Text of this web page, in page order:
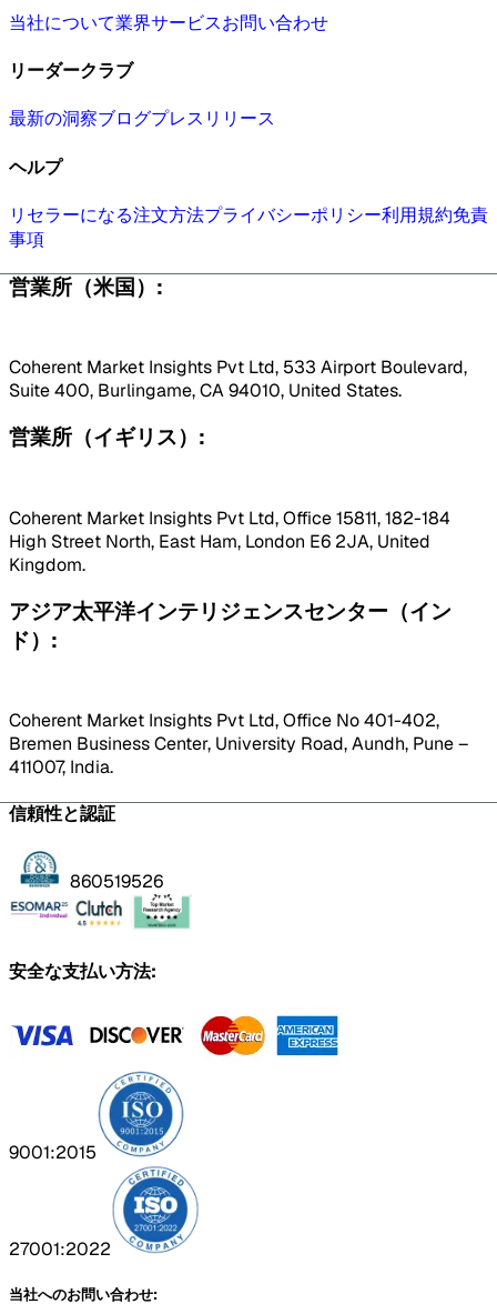
当社について業界サービスお問い合わせ
リーダークラブ
最新の洞察ブログプレスリリース
ヘルプ
リセラーになる注文方法プライバシーポリシー利用規約免責
事項
営業所（米国）:
Coherent Market Insights Pvt Ltd, 533 Airport Boulevard,
Suite 400, Burlingame, CA 94010, United States.
営業所（イギリス）:
Coherent Market Insights Pvt Ltd, Office 15811, 182-184
High Street North, East Ham, London E6 2JA, United
Kingdom.
アジア太平洋インテリジェンスセンター（イン
ド）:
Coherent Market Insights Pvt Ltd, Office No 401-402,
Bremen Business Center, University Road, Aundh, Pune –
411007, India.
信頼性と認証
860519526
安全な支払い方法:
9001:2015
27001:2022
当社へのお問い合わせ: